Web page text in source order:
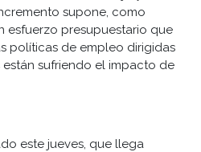
supone, como
esfuerzo presupuestario que
políticas de empleo dirigidas
están sufriendo el impacto de
este jueves, que llega